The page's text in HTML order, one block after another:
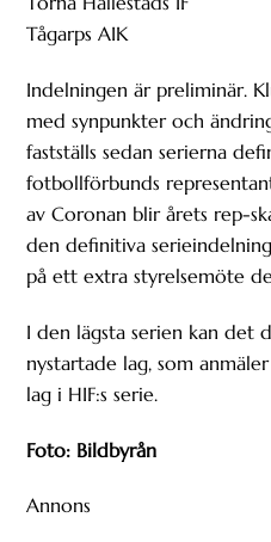
Tågarps AIK
Indelningen är preliminär.
med synpunkter och
fastställs sedan serierna
fotbollförbunds
av Coronan blir årets rep-
den definitiva
på ett extra styrelsemöte
I den lägsta serien kan det
nystartade lag, som
lag i HIF:s serie.
Foto: Bildbyrån
Annons